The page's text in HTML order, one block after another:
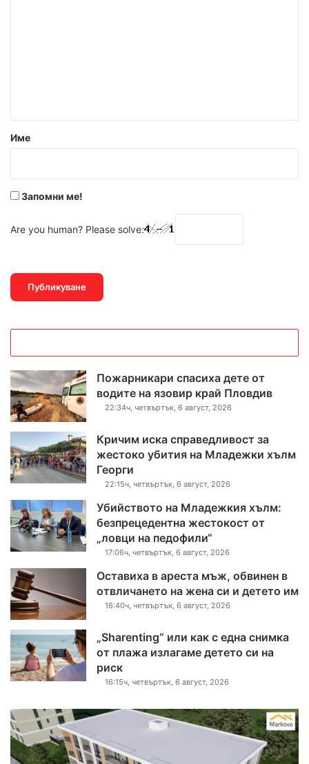
р
Име
Запомни ме!
Are you human? Please solve:
Пожарникари спасиха дете от
водите на язовир край Пловдив
22:34ч, четвъртък, 6 август, 2026
Кричим иска справедливост за
жестоко убития на Младежки хълм
Георги
22:15ч, четвъртък, 6 август, 2026
Убийството на Младежкия хълм:
безпрецедентна жестокост от
„ловци на педофили“
17:06ч, четвъртък, 6 август, 2026
Оставиха в ареста мъж, обвинен в
отвличането на жена си и детето им
16:40ч, четвъртък, 6 август, 2026
„Sharenting“ или как с една снимка
от плажа излагаме детето си на
риск
16:15ч, четвъртък, 6 август, 2026